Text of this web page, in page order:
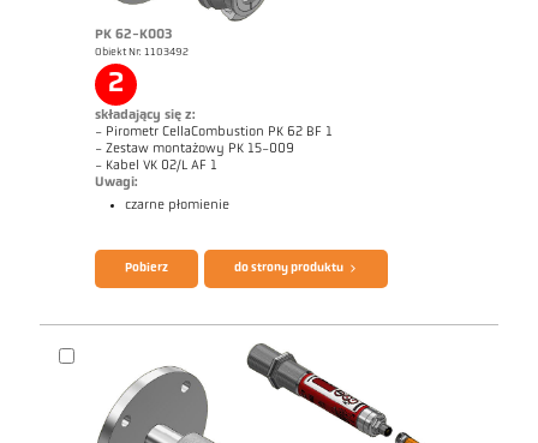
Raport techniczny Optical temperature
measurement in combustion plants
PK 62-K003
Obiekt Nr: 1103492
2
składający się z:
- Pirometr CellaCombustion PK 62 BF 1
- Zestaw montażowy PK 15-009
- Kabel VK 02/L AF 1
Uwagi:
czarne płomienie
Broszura CellaTemp PK PKF PKL
Pobierz do strony produktu